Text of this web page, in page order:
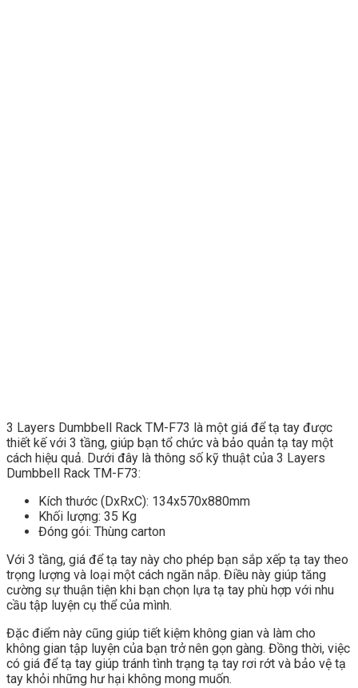
3 Layers Dumbbell Rack TM-F73 là một giá để tạ tay được
thiết kế với 3 tầng, giúp bạn tổ chức và bảo quản tạ tay một
cách hiệu quả. Dưới đây là thông số kỹ thuật của 3 Layers
Dumbbell Rack TM-F73:
Kích thước (DxRxC): 134x570x880mm
Khối lượng: 35 Kg
Đóng gói: Thùng carton
Với 3 tầng, giá để tạ tay này cho phép bạn sắp xếp tạ tay theo
trọng lượng và loại một cách ngăn nắp. Điều này giúp tăng
cường sự thuận tiện khi bạn chọn lựa tạ tay phù hợp với nhu
cầu tập luyện cụ thể của mình.
Đặc điểm này cũng giúp tiết kiệm không gian và làm cho
không gian tập luyện của bạn trở nên gọn gàng. Đồng thời, việc
có giá để tạ tay giúp tránh tình trạng tạ tay rơi rớt và bảo vệ tạ
tay khỏi những hư hại không mong muốn.